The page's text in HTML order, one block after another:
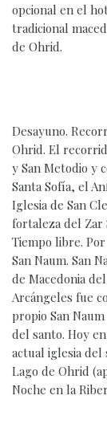
opcional en el
tradicional
de Ohrid.
Desayuno.
Ohrid. El
y San Metodio y
Santa Sofía, el
Iglesia de San
fortaleza del Zar
Tiempo libre.
San Naum. San
de Macedonia
Arcángeles fue
propio San
del santo. Hoy
actual iglesia del
Lago de Ohrid
Noche en la